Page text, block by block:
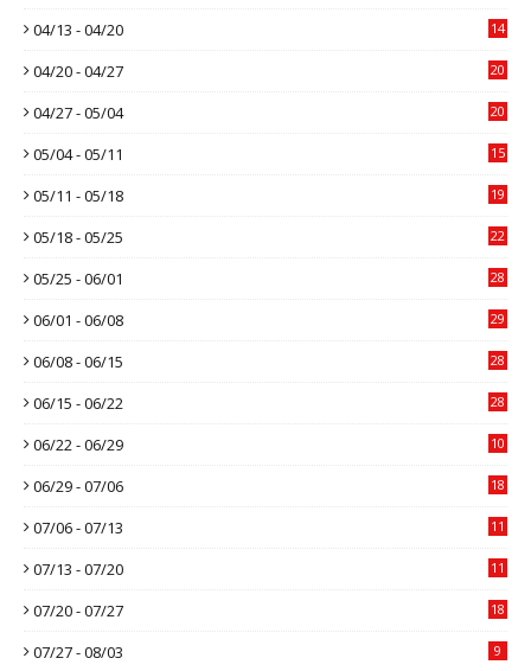
04/13 - 04/20 14
04/20 - 04/27 20
04/27 - 05/04 20
05/04 - 05/11 15
05/11 - 05/18 19
05/18 - 05/25 22
05/25 - 06/01 28
06/01 - 06/08 29
06/08 - 06/15 28
06/15 - 06/22 28
06/22 - 06/29 10
06/29 - 07/06 18
07/06 - 07/13 11
07/13 - 07/20 11
07/20 - 07/27 18
07/27 - 08/03 9